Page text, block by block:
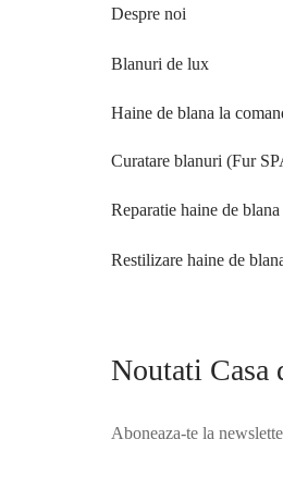
Despre noi
Blanuri de lux
Haine de blana la
Curatare blanuri (Fur
Reparatie haine de blana
Restilizare haine de
Noutati Casa
Aboneaza-te la